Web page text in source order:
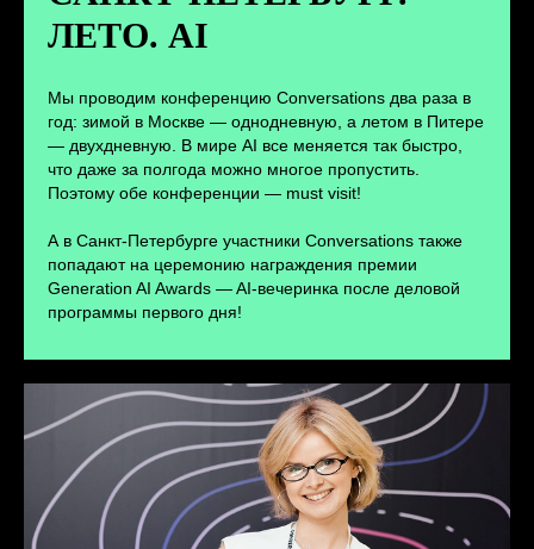
ЛЕТО. AI
Мы проводим конференцию Conversations два раза в
год: зимой в Москве — однодневную, а летом в Питере
— двухдневную. В мире AI все меняется так быстро,
что даже за полгода можно многое пропустить.
Поэтому обе конференции — must visit!
А в Санкт-Петербурге участники Conversations также
попадают на церемонию награждения премии
Generation AI Awards — AI-вечеринка после деловой
программы первого дня!